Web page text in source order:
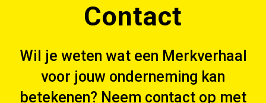
Contact
Wil je weten wat een Merkverhaal
voor jouw onderneming kan
betekenen? Neem contact op met